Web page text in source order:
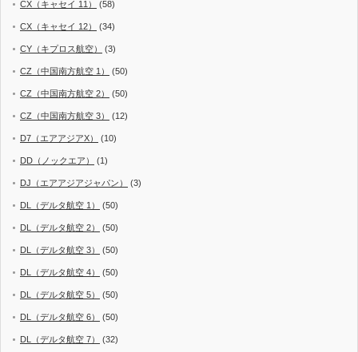
CX（キャセイ 11） (58)
CX（キャセイ 12） (34)
CY（キプロス航空） (3)
CZ（中国南方航空 1） (50)
CZ（中国南方航空 2） (50)
CZ（中国南方航空 3） (12)
D7（エアアジアX） (10)
DD（ノックエア） (1)
DJ（エアアジアジャパン） (3)
DL（デルタ航空 1） (50)
DL（デルタ航空 2） (50)
DL（デルタ航空 3） (50)
DL（デルタ航空 4） (50)
DL（デルタ航空 5） (50)
DL（デルタ航空 6） (50)
DL（デルタ航空 7） (32)